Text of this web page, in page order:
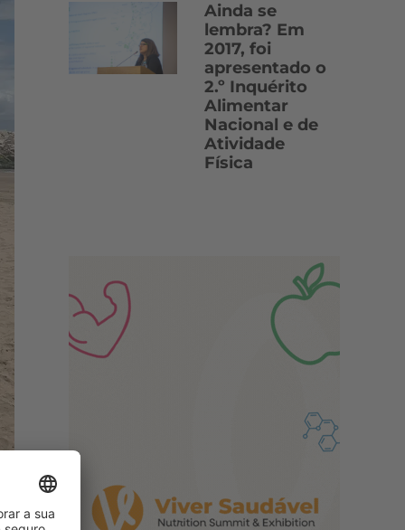
Ainda se
lembra? Em
2017, foi
apresentado o
2.º Inquérito
Alimentar
Nacional e de
Atividade
Física